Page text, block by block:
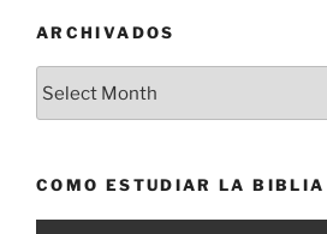
ARCHIVADOS
COMO ESTUDIAR LA BIBLIA